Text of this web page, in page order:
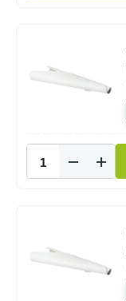
Wit
31x42cm
pak
aantal